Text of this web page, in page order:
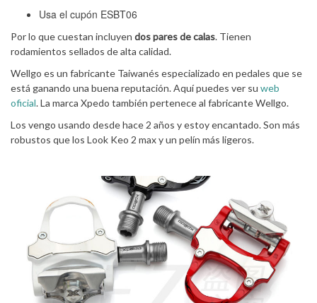
Usa el cupón ESBT06
Por lo que cuestan incluyen dos pares de calas. Tienen
rodamientos sellados de alta calidad.
Wellgo es un fabricante Taiwanés especializado en pedales que se
está ganando una buena reputación. Aquí puedes ver su web
oficial. La marca Xpedo también pertenece al fabricante Wellgo.
Los vengo usando desde hace 2 años y estoy encantado. Son más
robustos que los Look Keo 2 max y un pelín más ligeros.